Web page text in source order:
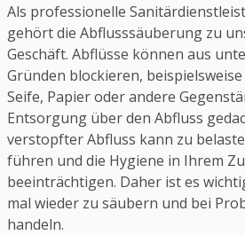
Als professionelle
gehört die Abflusssäuberung zu
Geschäft. Abflüsse können aus
Gründen blockieren,
Seife, Papier oder andere
Entsorgung über den Abfluss
verstopfter Abfluss kann zu
führen und die Hygiene in Ihrem
beeinträchtigen. Daher ist es
mal wieder zu säubern und bei
handeln.